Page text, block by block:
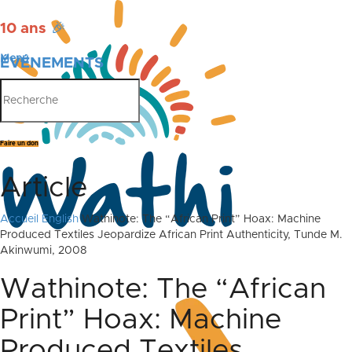
10 ans 🎉
ÉVÉNEMENTS
PUBLICATIONS
Menu
Faire un don
Article
Accueil English Wathinote: The “African Print” Hoax: Machine
Produced Textiles Jeopardize African Print Authenticity, Tunde M.
Akinwumi, 2008
Wathinote: The “African
Print” Hoax: Machine